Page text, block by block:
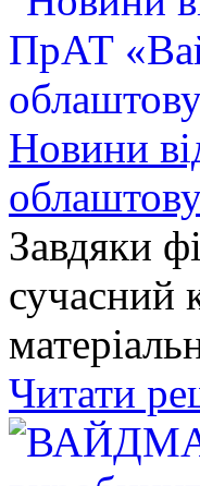
Новини
Завдяки
сучасний
Читати